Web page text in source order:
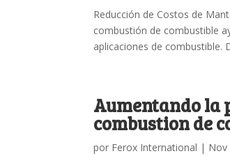
Reducción de Costos de
combustión de combustible
aplicaciones de combustible.
Aumentando la
combustion de
por Ferox International | Nov